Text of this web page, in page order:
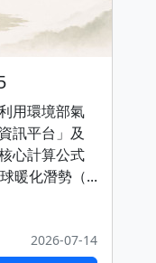
用環境部氣
訊平台」及
心計算公式
暖化潛勢（...
2026-07-14